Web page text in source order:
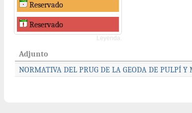
Reservado
Reservado
Leyenda.
Adjunto
NORMATIVA DEL PRUG DE LA GEODA DE PULPÍ